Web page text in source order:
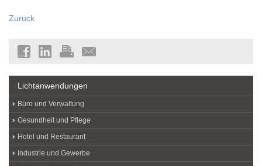
Zurück
Lichtanwendungen
Büro und Verwaltung
Gesundheit und Pflege
Hotel und Restaurant
Industrie und Gewerbe